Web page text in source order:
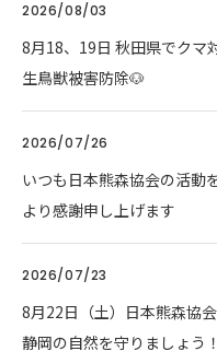
2026/08/03
8月18、19日 秋田県でク
生鳥獣被害防除🐶
2026/07/26
いつも日本熊森協会の活動
より感謝申し上げます
2026/07/23
8月22日（土）日本熊森協
静岡の自然を守りましょう！